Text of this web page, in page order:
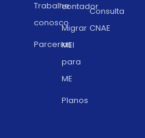
Trabalhe
conosco
Parcerias
contador
Migrar
MEI
para
ME
Planos
Consulta
CNAE